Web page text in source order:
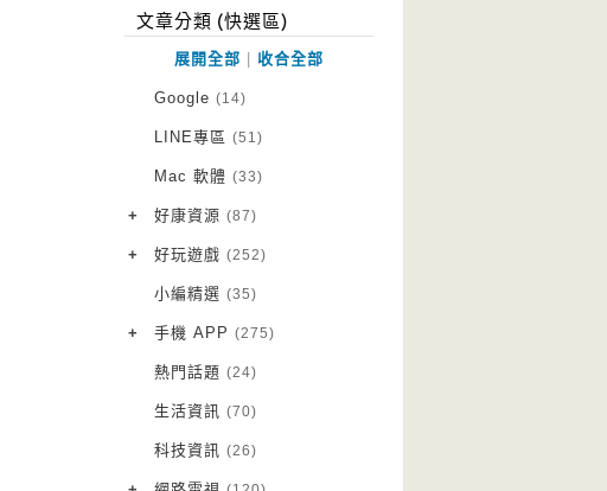
文章分類 (快選區)
展開全部 收合全部
Google (14)
LINE專區 (51)
Mac 軟體 (33)
+ 好康資源 (87)
VPN 翻牆
免費資源
字體下載
網站推薦
+ 好玩遊戲 (252)
Android 遊戲
iOS 遊戲
網頁遊戲
電腦遊戲
小編精選 (35)
+ 手機 APP (275)
Android 軟體
iOS 軟體
Root 相關
越獄JB
熱門話題 (24)
生活資訊 (70)
科技資訊 (26)